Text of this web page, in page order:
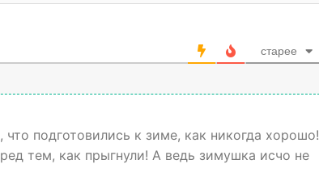
старее
подготовились к зиме, как никогда хорошо!
тем, как прыгнули! А ведь зимушка исчо не